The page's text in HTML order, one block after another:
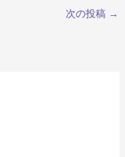
次の投稿 →